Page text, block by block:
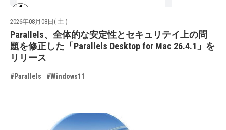
2026年08月08日( 土 )
Parallels、全体的な安定性とセキュリテイ上の問
題を修正した「Parallels Desktop for Mac 26.4.1」を
リリース
#Parallels #Windows11